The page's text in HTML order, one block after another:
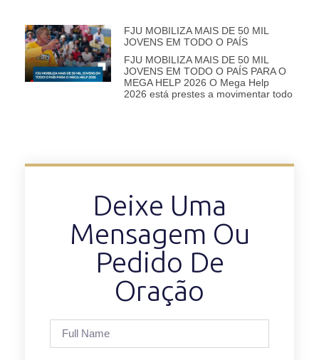
FJU MOBILIZA MAIS DE 50 MIL
JOVENS EM TODO O PAÍS
FJU MOBILIZA MAIS DE 50 MIL
JOVENS EM TODO O PAÍS PARA O
MEGA HELP 2026 O Mega Help
2026 está prestes a movimentar todo
Deixe Uma
Mensagem Ou
Pedido De
Oração